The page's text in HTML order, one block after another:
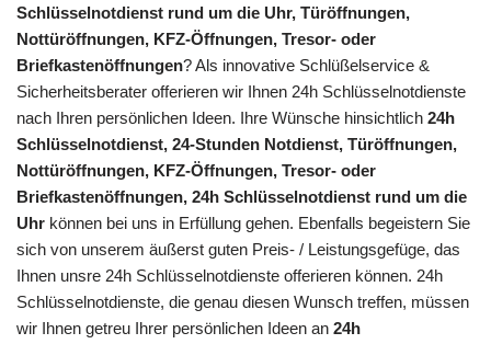
Schlüsselnotdienst rund um die Uhr, Türöffnungen,
Nottüröffnungen, KFZ-Öffnungen, Tresor- oder
Briefkastenöffnungen? Als innovative Schlüßelservice &
Sicherheitsberater offerieren wir Ihnen 24h Schlüsselnotdienste
nach Ihren persönlichen Ideen. Ihre Wünsche hinsichtlich 24h
Schlüsselnotdienst, 24-Stunden Notdienst, Türöffnungen,
Nottüröffnungen, KFZ-Öffnungen, Tresor- oder
Briefkastenöffnungen, 24h Schlüsselnotdienst rund um die
Uhr können bei uns in Erfüllung gehen. Ebenfalls begeistern Sie
sich von unserem äußerst guten Preis- / Leistungsgefüge, das
Ihnen unsre 24h Schlüsselnotdienste offerieren können. 24h
Schlüsselnotdienste, die genau diesen Wunsch treffen, müssen
wir Ihnen getreu Ihrer persönlichen Ideen an 24h